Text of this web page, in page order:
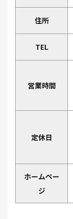
住所
TEL
営業時間
定休日
ホームペー
ジ